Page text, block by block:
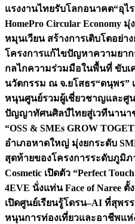
แรงงานไทยรับโลกอนาคต“อุไ
HomePro Circular Economy
หมุนเวียน สร้างการเติบโตอย่า
โครงการแก้ไขปัญหาความยา
กลไกความร่วมมือในพื้นที่ ขับเ
นวัตกรรม ณ จ.ยโสธร“ดนุพร”
หนุนศูนย์รวมผู้เชี่ยวชาญและศู
ปัญญาทัศนศิลป์ไทยสู่เวทีนานา
“OSS & SMEs GROW
อำเภอหาดใหญ่ มุ่งยกระดับ
สุดท้ายของโครงการระดับภูมิภ
Cosmetic เปิดตัว “Perfect
4EVE นั่งแท่น Face of Naree
เปิดศูนย์เรียนรู้โดรน–AI ที่สุพ
หนุนการท่องเที่ยวและอาชีพแ